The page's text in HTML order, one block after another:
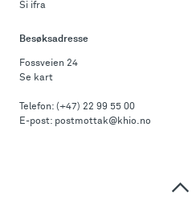
Si ifra
Besøksadresse
Fossveien 24
Se kart
Telefon: (+47) 22 99 55 00
E-post: postmottak@khio.no